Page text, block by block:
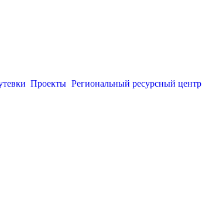
Проекты Региональный ресурсный центр